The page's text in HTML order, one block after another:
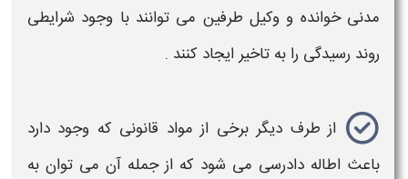
مدنی خوانده و وکیل طرفین می توانند با وجود شرایطی
روند رسیدگی را به تاخیر ایجاد کنند .
از طرف دیگر برخی از مواد قانونی که وجود دارد
باعث اطاله دادرسی می شود که از جمله آن می توان به